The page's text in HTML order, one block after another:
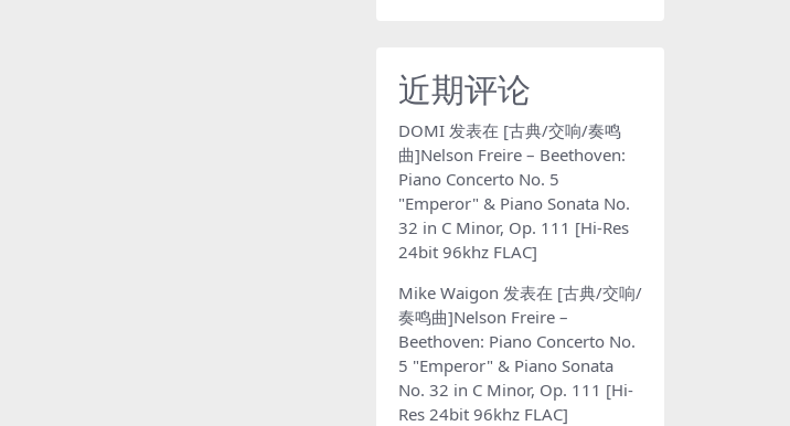
近期评论
DOMI 发表在 [古典/交响/奏鸣
曲]Nelson Freire – Beethoven:
Piano Concerto No. 5
"Emperor" & Piano Sonata No.
32 in C Minor, Op. 111 [Hi-Res
24bit 96khz FLAC]
Mike Waigon 发表在 [古典/交响/
奏鸣曲]Nelson Freire –
Beethoven: Piano Concerto No.
5 "Emperor" & Piano Sonata
No. 32 in C Minor, Op. 111 [Hi-
Res 24bit 96khz FLAC]